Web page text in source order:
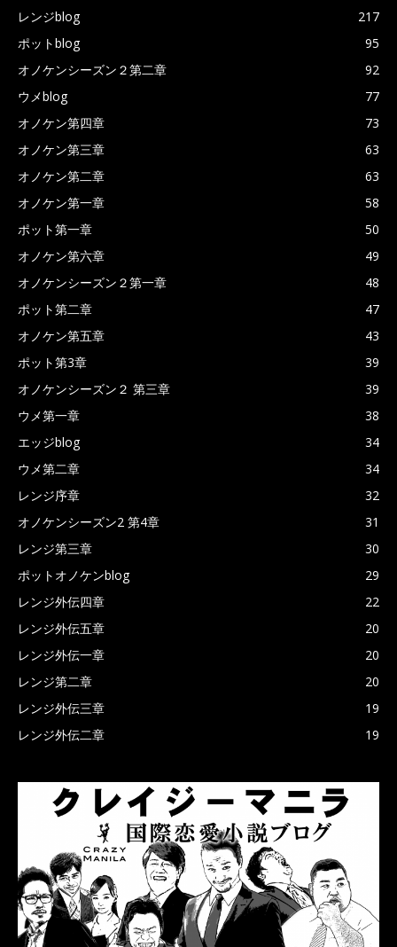
レンジblog
217
ポットblog
95
オノケンシーズン２第二章
92
ウメblog
77
オノケン第四章
73
オノケン第三章
63
オノケン第二章
63
オノケン第一章
58
ポット第一章
50
オノケン第六章
49
オノケンシーズン２第一章
48
ポット第二章
47
オノケン第五章
43
ポット第3章
39
オノケンシーズン２ 第三章
39
ウメ第一章
38
エッジblog
34
ウメ第二章
34
レンジ序章
32
オノケンシーズン2 第4章
31
レンジ第三章
30
ポットオノケンblog
29
レンジ外伝四章
22
レンジ外伝五章
20
レンジ外伝一章
20
レンジ第二章
20
レンジ外伝三章
19
レンジ外伝二章
19